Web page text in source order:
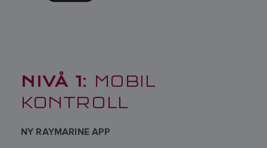
NIVÅ 1: MOBIL
KONTROLL
NY RAYMARINE APP